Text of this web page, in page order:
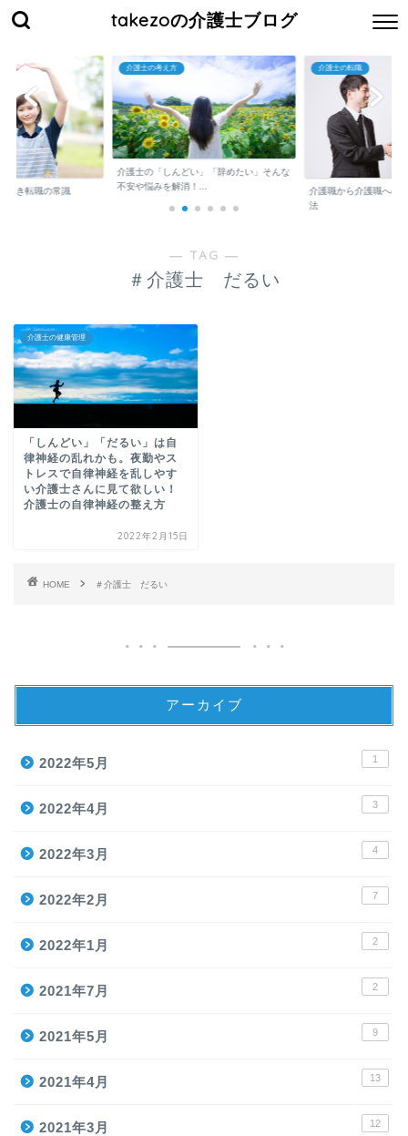
takezoの介護士ブログ
べき転職の常識
介護士の考え方
介護士の「しんどい」「辞めたい」そんな
不安や悩みを解消！...
介護士の転職
介護職から介護職への
法
― TAG ―
＃介護士 だるい
介護士の健康管理
「しんどい」「だるい」は自
律神経の乱れかも。夜勤やス
トレスで自律神経を乱しやす
い介護士さんに見て欲しい！
介護士の自律神経の整え方
2022年2月15日
HOME ＃介護士 だるい
アーカイブ
2022年5月 1
2022年4月 3
2022年3月 4
2022年2月 7
2022年1月 2
2021年7月 2
2021年5月 9
2021年4月 13
2021年3月 12